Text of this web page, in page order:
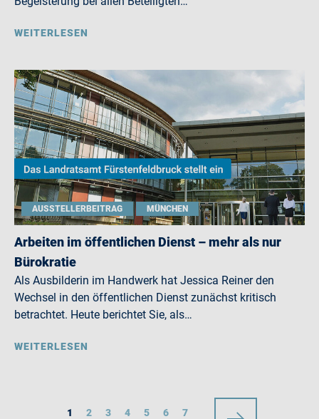
WEITERLESEN
AUSSTELLERBEITRAG MÜNCHEN
Arbeiten im öffentlichen Dienst – mehr als nur
Bürokratie
Als Ausbilderin im Handwerk hat Jessica Reiner den
Wechsel in den öffentlichen Dienst zunächst kritisch
betrachtet. Heute berichtet Sie, als…
WEITERLESEN
1 2 3 4 5 6 7